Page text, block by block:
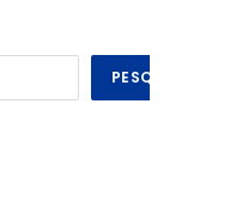
PESQUISAR